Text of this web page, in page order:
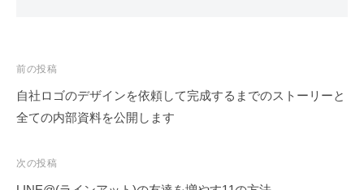
投
稿
ナ
ゲ
ー
前の投稿
自社ロゴのデザインを依頼して完成するまでのストーリーと
全ての内部資料を公開します
次の投稿